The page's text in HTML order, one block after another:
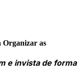
Organizar as
e invista de forma